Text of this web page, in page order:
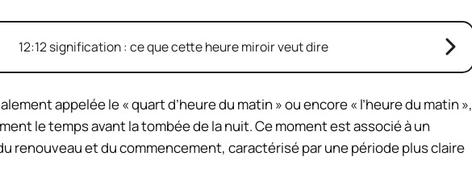
12:12 signification : ce que cette heure miroir veut dire
appelée le « quart d’heure du matin » ou encore « l’heure du matin »,
le temps avant la tombée de la nuit. Ce moment est associé à un
renouveau et du commencement, caractérisé par une période plus claire